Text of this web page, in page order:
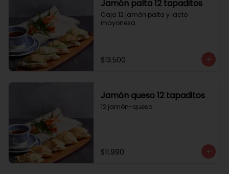
Jamón palta 12 tapaditos
Caja 12 jamón palta y lacto
mayonesa
$13.500
Jamón queso 12 tapaditos
12 jamón-queso
$11.990